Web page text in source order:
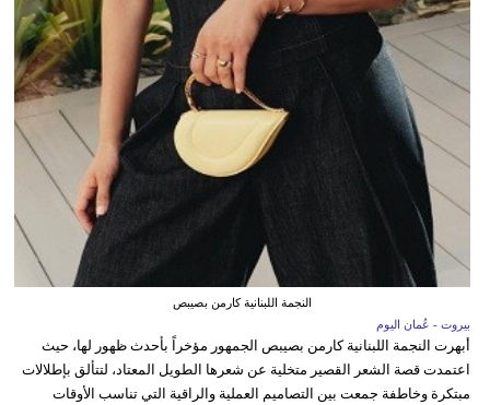
النجمة اللبنانية كارمن بصيبص
بيروت - عُمان اليوم
أبهرت النجمة اللبنانية كارمن بصيبص الجمهور مؤخراً بأحدث ظهور لها، حيث
اعتمدت قصة الشعر القصير متخلية عن شعرها الطويل المعتاد، لتتألق بإطلالات
مبتكرة وخاطفة جمعت بين التصاميم العملية والراقية التي تناسب الأوقات